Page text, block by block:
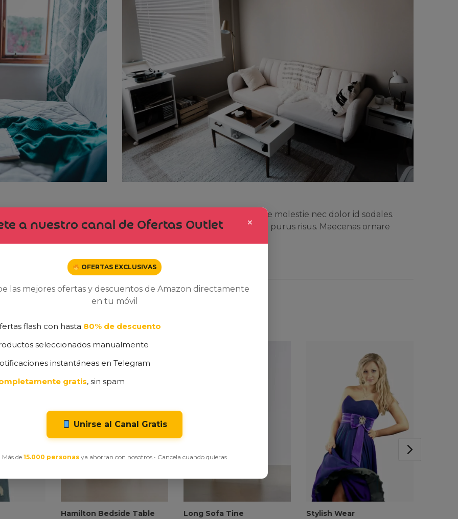
mollis sapien, vel dignissim erat vestibulum non. Quisque molestie nec dolor id sodales.
ultrices at justo sed iaculis. Curabitur eget egestas ante. Ut vel purus risus. Maecenas ornare
Hamilton Bedside Table Long Sofa Tine Stylish Wear
×
a nuestro canal de Ofertas Outlet
OFERTAS EXCLUSIVAS
las mejores ofertas y descuentos de Amazon directamente
en tu móvil
flash con hasta 80% de descuento
seleccionados manualmente
instantáneas en Telegram
gratis, sin spam
Unirse al Canal Gratis
Más de 15.000 personas ya ahorran con nosotros • Cancela cuando quieras